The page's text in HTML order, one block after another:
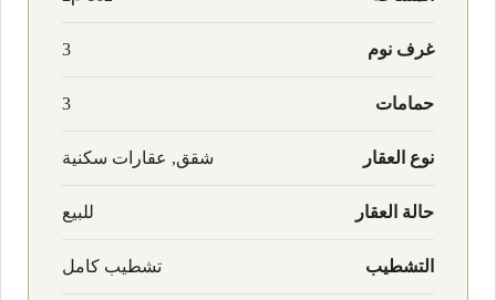
غرف نوم 3
حمامات 3
نوع العقار شقق, عقارات سكنية
حالة العقار للبيع
التشطيب تشطيب كامل